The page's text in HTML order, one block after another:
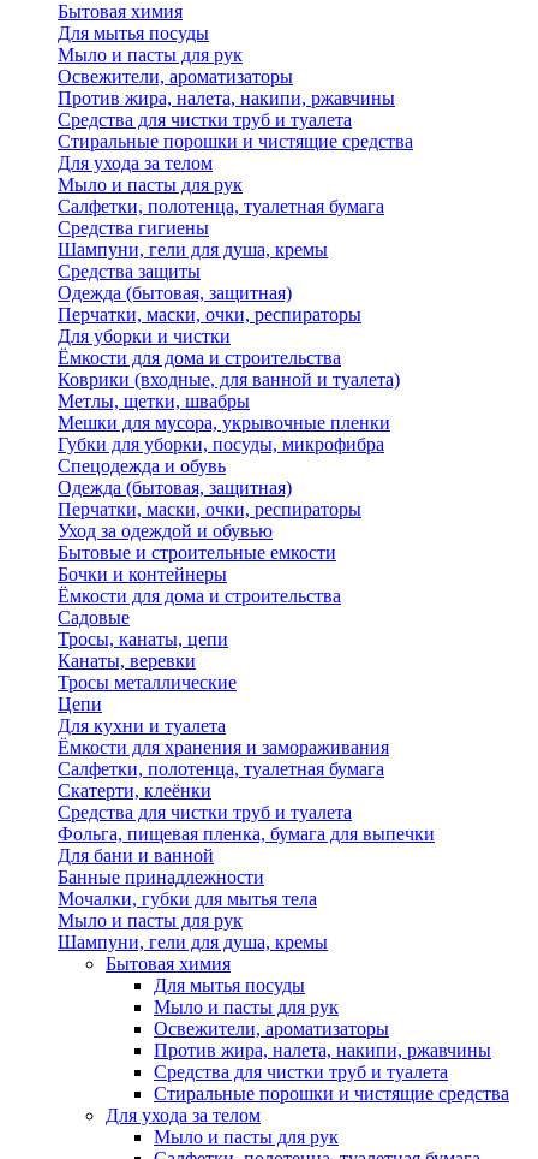
Бытовая химия
Для мытья посуды
Мыло и пасты для рук
Освежители, ароматизаторы
Против жира, налета, накипи, ржавчины
Средства для чистки труб и туалета
Стиральные порошки и чистящие средства
Для ухода за телом
Мыло и пасты для рук
Салфетки, полотенца, туалетная бумага
Средства гигиены
Шампуни, гели для душа, кремы
Средства защиты
Одежда (бытовая, защитная)
Перчатки, маски, очки, респираторы
Для уборки и чистки
Ёмкости для дома и строительства
Коврики (входные, для ванной и туалета)
Метлы, щетки, швабры
Мешки для мусора, укрывочные пленки
Губки для уборки, посуды, микрофибра
Спецодежда и обувь
Одежда (бытовая, защитная)
Перчатки, маски, очки, респираторы
Уход за одеждой и обувью
Бытовые и строительные емкости
Бочки и контейнеры
Ёмкости для дома и строительства
Садовые
Тросы, канаты, цепи
Канаты, веревки
Тросы металлические
Цепи
Для кухни и туалета
Ёмкости для хранения и замораживания
Салфетки, полотенца, туалетная бумага
Скатерти, клеёнки
Средства для чистки труб и туалета
Фольга, пищевая пленка, бумага для выпечки
Для бани и ванной
Банные принадлежности
Мочалки, губки для мытья тела
Мыло и пасты для рук
Шампуни, гели для душа, кремы
Бытовая химия
Для мытья посуды
Мыло и пасты для рук
Освежители, ароматизаторы
Против жира, налета, накипи, ржавчины
Средства для чистки труб и туалета
Стиральные порошки и чистящие средства
Для ухода за телом
Мыло и пасты для рук